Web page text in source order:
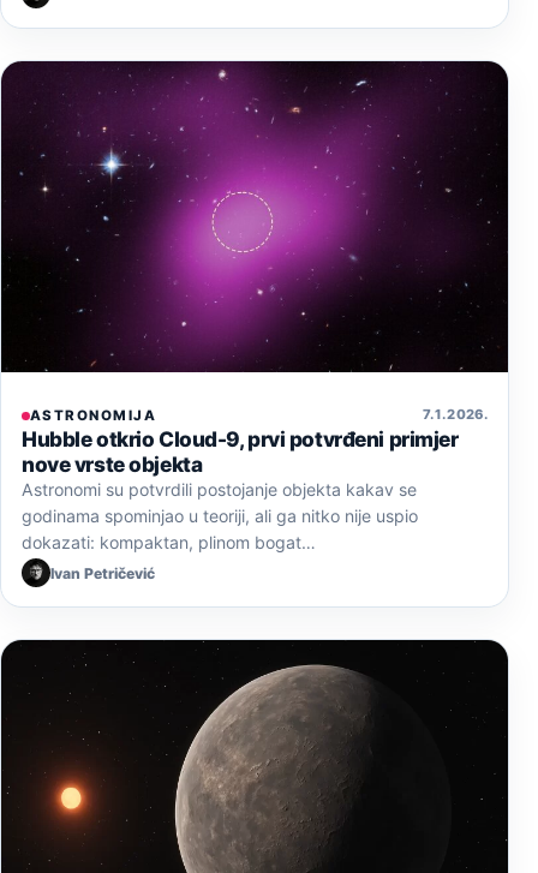
ASTRONOMIJA 7. 1. 2026.
Hubble otkrio Cloud-9, prvi potvrđeni primjer
nove vrste objekta
Astronomi su potvrdili postojanje objekta kakav se
godinama spominjao u teoriji, ali ga nitko nije uspio
dokazati: kompaktan, plinom bogat…
Ivan Petričević